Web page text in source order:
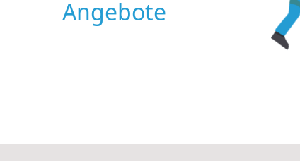
Angebote